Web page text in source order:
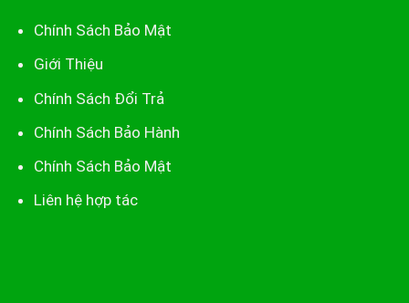
Chính Sách Bảo Mật
Giới Thiệu
Chính Sách Đổi Trả
Chính Sách Bảo Hành
Chính Sách Bảo Mật
Liên hệ hợp tác